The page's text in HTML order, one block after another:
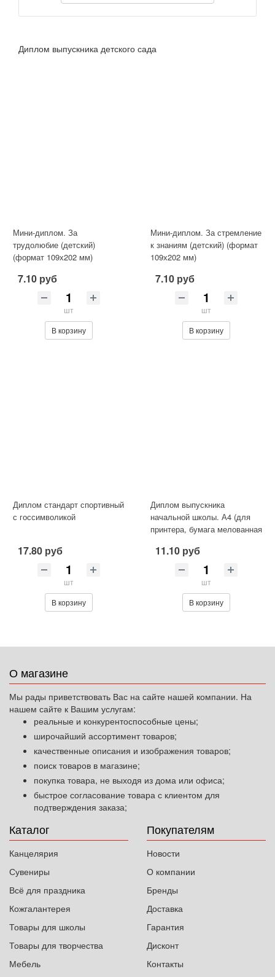
Диплом выпускника детского сада
Мини-диплом. За
трудолюбие (детский)
(формат 109х202 мм)
7.10 руб
шт
В корзину
Мини-диплом. За стремление
к знаниям (детский) (формат
109х202 мм)
7.10 руб
шт
В корзину
Диплом стандарт спортивный
с госсимволикой
17.80 руб
шт
В корзину
Диплом выпускника
начальной школы. А4 (для
принтера, бумага мелованная
11.10 руб
шт
В корзину
О магазине
Мы рады приветствовать Вас на сайте нашей компании. На
нашем сайте к Вашим услугам:
реальные и конкурентоспособные цены;
широчайший ассортимент товаров;
качественные описания и изображения товаров;
поиск товаров в магазине;
покупка товара, не выходя из дома или офиса;
быстрое согласование товара с клиентом для
подтверждения заказа;
Каталог
Канцелярия
Сувениры
Всё для праздника
Кожгалантерея
Товары для школы
Товары для творчества
Мебель
Покупателям
Новости
О компании
Бренды
Доставка
Гарантия
Дисконт
Контакты